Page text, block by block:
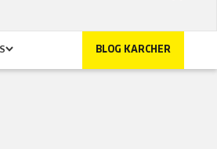
BLOG KARCHER